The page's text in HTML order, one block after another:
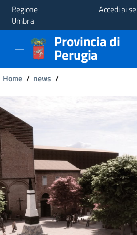
Regione
Umbria
Accedi ai
Provincia
Aree
Tematiche
Provincia di
Perugia
Briciole
di
pane
Home / news /